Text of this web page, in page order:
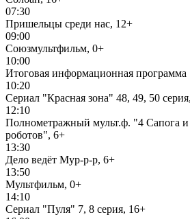
07:30
Пришельцы среди нас, 12+
09:00
Союзмультфильм, 0+
10:00
Итоговая информационная
10:20
Сериал "Красная зона" 48, 49, 50
12:10
Полнометражный мульт.ф. "4 Сапога и
роботов", 6+
13:30
Дело ведёт Мур-р-р, 6+
13:50
Мультфильм, 0+
14:10
Сериал "Пуля" 7, 8 серия, 16+